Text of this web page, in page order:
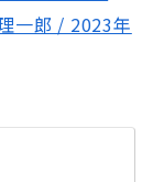
一郎 / 2023年